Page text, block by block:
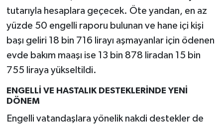
tutarıyla hesaplara geçecek. Öte yandan, en az
yüzde 50 engelli raporu bulunan ve hane içi kişi
başı geliri 18 bin 716 lirayı aşmayanlar için ödenen
evde bakım maaşı ise 13 bin 878 liradan 15 bin
755 liraya yükseltildi.
ENGELLİ VE HASTALIK DESTEKLERİNDE YENİ
DÖNEM
Engelli vatandaşlara yönelik nakdi destekler de